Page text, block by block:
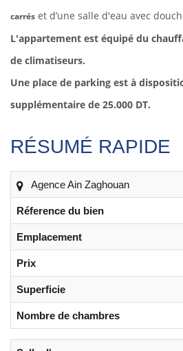
carrés et d’une salle d'eau avec
L'appartement est équipé du
de climatiseurs.
Une place de parking est à
supplémentaire de 25.000 DT.
RÉSUMÉ RAPIDE
Agence Ain Zaghouan
Réference du bien
Emplacement
Prix
Superficie
Nombre de chambres